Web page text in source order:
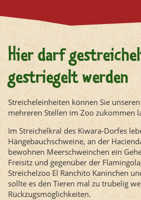
Hier darf
gestriegelt werden
Streicheleinheiten können Sie
mehreren Stellen im Zoo zukommen
Im Streichelkral des Kiwara-Dorfes
Hängebauchschweine, an der
bewohnen Meerschweinchen ein
Freisitz und gegenüber der
Streichelzoo El Ranchito Kaninchen
sollte es den Tieren mal zu trubelig
Rückzugsmöglichkeiten.